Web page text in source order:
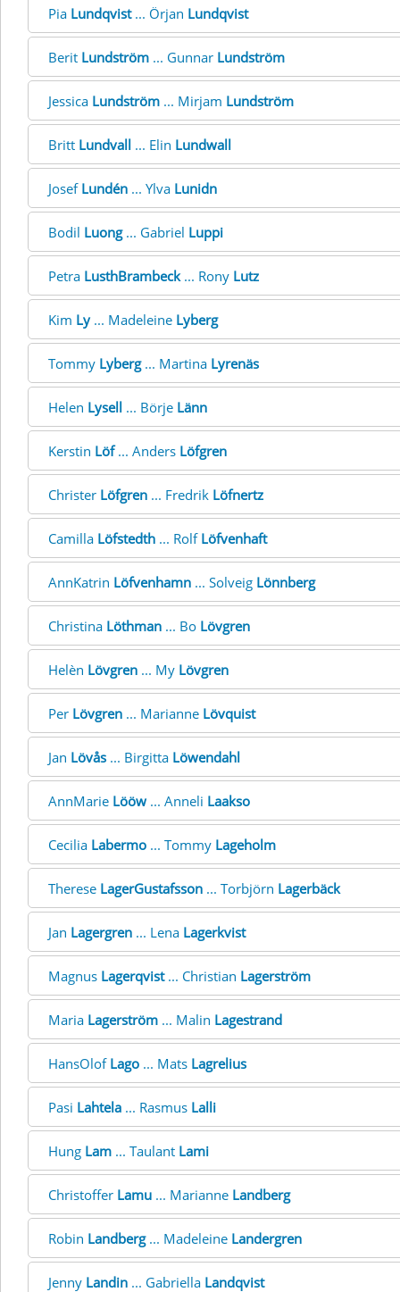
Pia Lundqvist... Örjan Lundqvist
Berit Lundström ... Gunnar Lundström
Jessica Lundström ... Mirjam Lundström
Britt Lundvall ... Elin Lundwall
Josef Lundén ... Ylva Lunidn
Bodil Luong... Gabriel Luppi
Petra LusthBrambeck... Rony Lutz
Kim Ly... Madeleine Lyberg
Tommy Lyberg... Martina Lyrenäs
Helen Lysell ... Börje Länn
Kerstin Löf... Anders Löfgren
Christer Löfgren ... Fredrik Löfnertz
Camilla Löfstedth ... Rolf Löfvenhaft
AnnKatrin Löfvenhamn ... Solveig Lönnberg
Christina Löthman ... Bo Lövgren
Helèn Lövgren ... My Lövgren
Per Lövgren ... Marianne Lövquist
Jan Lövås ... Birgitta Löwendahl
AnnMarie Lööw ... Anneli Laakso
Cecilia Labermo ... Tommy Lageholm
Therese LagerGustafsson ... Torbjörn Lagerbäck
Jan Lagergren ... Lena Lagerkvist
Magnus Lagerqvist... Christian Lagerström
Maria Lagerström ... Malin Lagestrand
HansOlof Lago ... Mats Lagrelius
Pasi Lahtela ... Rasmus Lalli
Hung Lam ... Taulant Lami
Christoffer Lamu ... Marianne Landberg
Robin Landberg... Madeleine Landergren
Jenny Landin ... Gabriella Landqvist